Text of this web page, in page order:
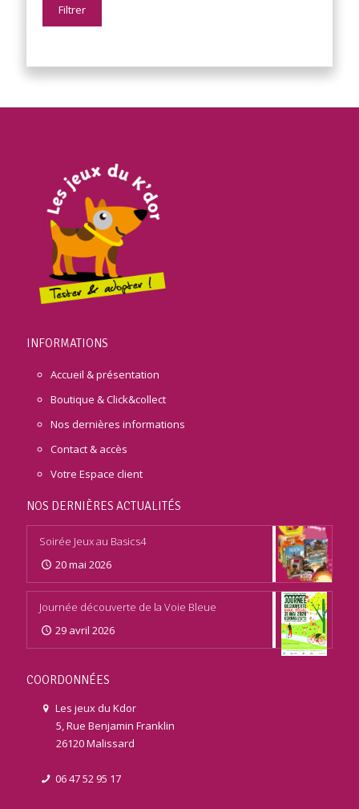
Filtrer
INFORMATIONS
Accueil & présentation
Boutique & Click&collect
Nos dernières informations
Contact & accès
Votre Espace client
NOS DERNIÈRES ACTUALITÉS
Soirée Jeux au Basics4
20 mai 2026
Journée découverte de la Voie Bleue
29 avril 2026
COORDONNÉES
Les jeux du Kdor
5, Rue Benjamin Franklin
26120 Malissard
06 47 52 95 17